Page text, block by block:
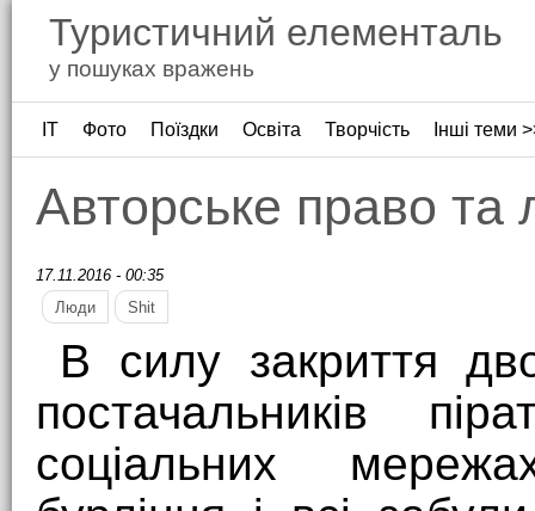
Туристичний елементаль
у пошуках вражень
ІТ Фото Поїздки Освіта Творчість Інші теми
Авторське право та
17.11.2016 - 00:35
Люди
Shit
В силу закриття
постачальників
соціальних